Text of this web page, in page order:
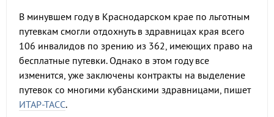
В минувшем году в Краснодарском крае по льготным
путевкам смогли отдохнуть в здравницах края всего
106 инвалидов по зрению из 362, имеющих право на
бесплатные путевки. Однако в этом году все
изменится, уже заключены контракты на выделение
путевок со многими кубанскими здравницами, пишет
ИТАР-ТАСС.